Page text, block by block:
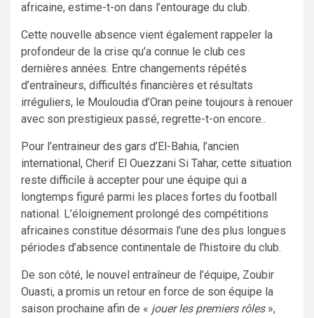
africaine, estime-t-on dans l’entourage du club.
Cette nouvelle absence vient également rappeler la
profondeur de la crise qu’a connue le club ces
dernières années. Entre changements répétés
d’entraîneurs, difficultés financières et résultats
irréguliers, le Mouloudia d’Oran peine toujours à renouer
avec son prestigieux passé, regrette-t-on encore..
Pour l’entraineur des gars d’El-Bahia, l’ancien
international, Cherif El Ouezzani Si Tahar, cette situation
reste difficile à accepter pour une équipe qui a
longtemps figuré parmi les places fortes du football
national. L’éloignement prolongé des compétitions
africaines constitue désormais l’une des plus longues
périodes d’absence continentale de l’histoire du club.
De son côté, le nouvel entraîneur de l’équipe, Zoubir
Ouasti, a promis un retour en force de son équipe la
saison prochaine afin de « jouer les premiers rôles»,